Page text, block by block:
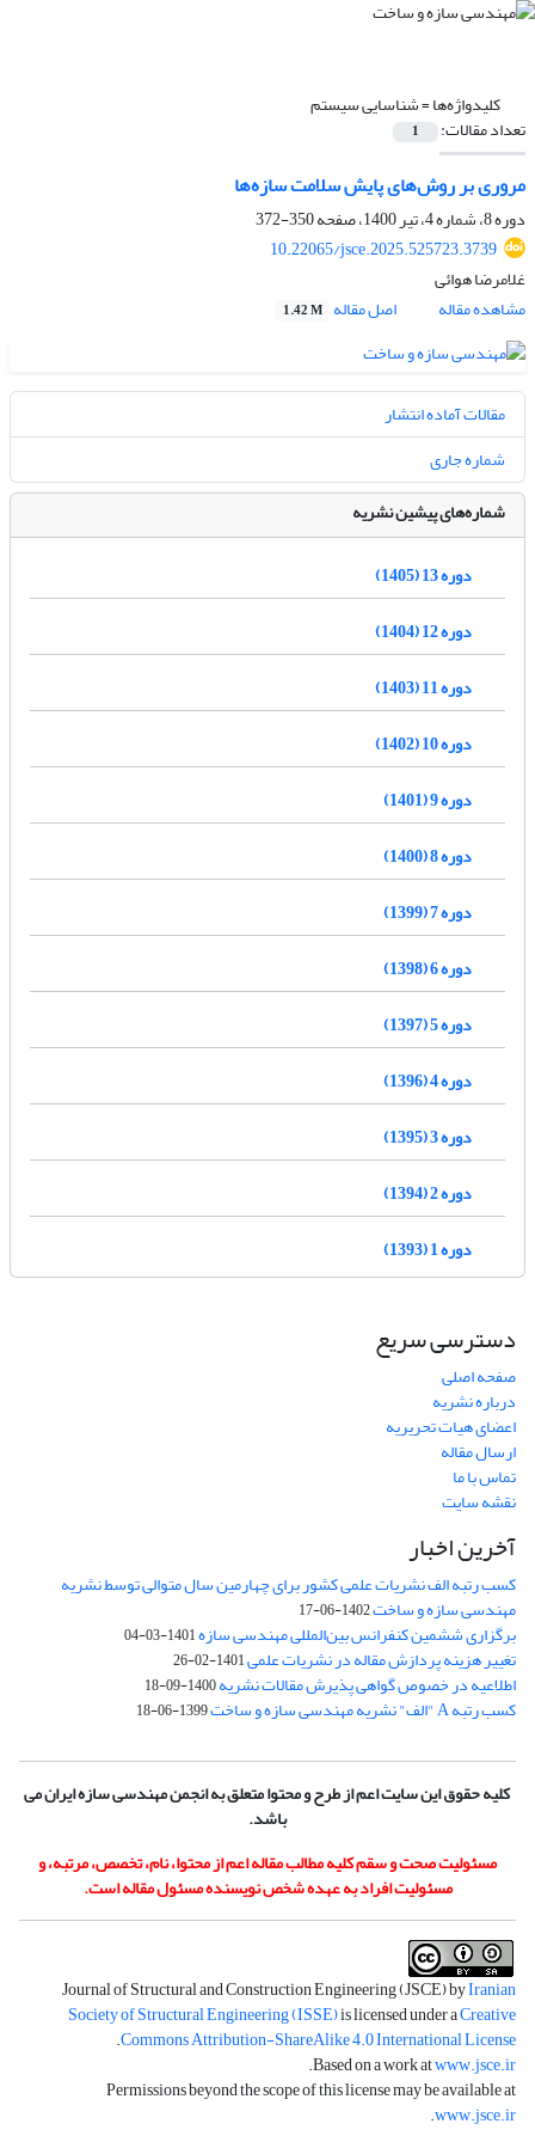
کلیدواژه‌ها =شناسایی سیستم‏‏
تعداد مقالات: 1
مروری بر روش‌های پایش سلامت سازه‌ها
دوره 8، شماره 4، تیر 1400، صفحه
350-372
10.22065/jsce.2025.525723.3739
غلامرضا هوائی
مشاهده مقاله
اصل مقاله 1.42 M
مقالات آماده انتشار
شماره جاری
شماره‌های پیشین نشریه
دوره 13 (1405)
دوره 12 (1404)
دوره 11 (1403)
دوره 10 (1402)
دوره 9 (1401)
دوره 8 (1400)
دوره 7 (1399)
دوره 6 (1398)
دوره 5 (1397)
دوره 4 (1396)
دوره 3 (1395)
دوره 2 (1394)
دوره 1 (1393)
دسترسی سریع
صفحه اصلی
درباره نشریه
اعضای هیات تحریریه
ارسال مقاله
تماس با ما
نقشه سایت
آخرین اخبار
کسب رتبه الف نشریات علمی کشور برای چهارمین سال متوالی توسط نشریه
مهندسی سازه و ساخت1402-06-17
برگزاری ششمین کنفرانس بین‌المللی مهندسی سازه1401-03-04
تغییر هزینه پردازش مقاله در نشریات علمی1401-02-26
اطلاعیه در خصوص گواهی پذیرش مقالات نشریه1400-09-18
کسب رتبه A "الف" نشریه مهندسی سازه و ساخت 1399-06-18
کلیه حقوق این سایت اعم از طرح و محتوا متعلق به انجمن مهندسی سازه ایران می
باشد.
مسئولیت صحت و سقم کلیه مطالب مقاله اعم از محتوا، نام، تخصص، مرتبه، و
مسئولیت افراد به عهده شخص نویسنده مسئول مقاله است.
Journal of Structural and Construction Engineering (JSCE) byIranian
Society of Structural Engineering (ISSE)is licensed under aCreative
Commons Attribution-ShareAlike 4.0 International License
.
Based on a work atwww.jsce.ir
.
Permissions beyond the scope of this license may be available at
www.jsce.ir
.